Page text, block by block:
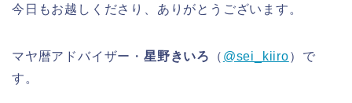
今日もお越しくださり、ありがとうございます。
マヤ暦アドバイザー・ 星野きいろ （ @sei_kiiro）で
す。